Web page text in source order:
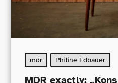
mdr Philine Edbauer
MDR exactly: